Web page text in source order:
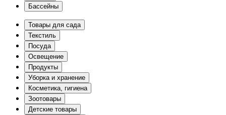
Бассейны
Товары для сада
Текстиль
Посуда
Освещение
Продукты
Уборка и хранение
Косметика, гигиена
Зоотовары
Детские товары